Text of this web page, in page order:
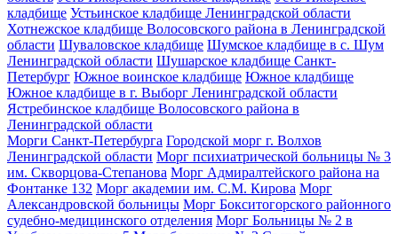
кладбище Устьинское кладбище Ленинградской области
Хотнежское кладбище Волосовского района в Ленинградской
области Шуваловское кладбище Шумское кладбище в с. Шум
Ленинградской области Шушарское кладбище Санкт-
Петербург Южное воинское кладбище Южное кладбище
Южное кладбище в г. Выборг Ленинградской области
Ястребинское кладбище Волосовского района в
Ленинградской области
Морги Санкт-Петербурга Городской морг г. Волхов
Ленинградской области Морг психиатрической больницы № 3
им. Скворцова-Степанова Морг Адмиралтейского района на
Фонтанке 132 Морг академии им. С.М. Кирова Морг
Александровской больницы Морг Бокситогорского районного
судебно-медицинского отделения Морг Больницы № 2 в